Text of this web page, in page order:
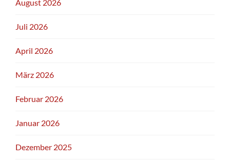
August 2026
Juli 2026
April 2026
März 2026
Februar 2026
Januar 2026
Dezember 2025